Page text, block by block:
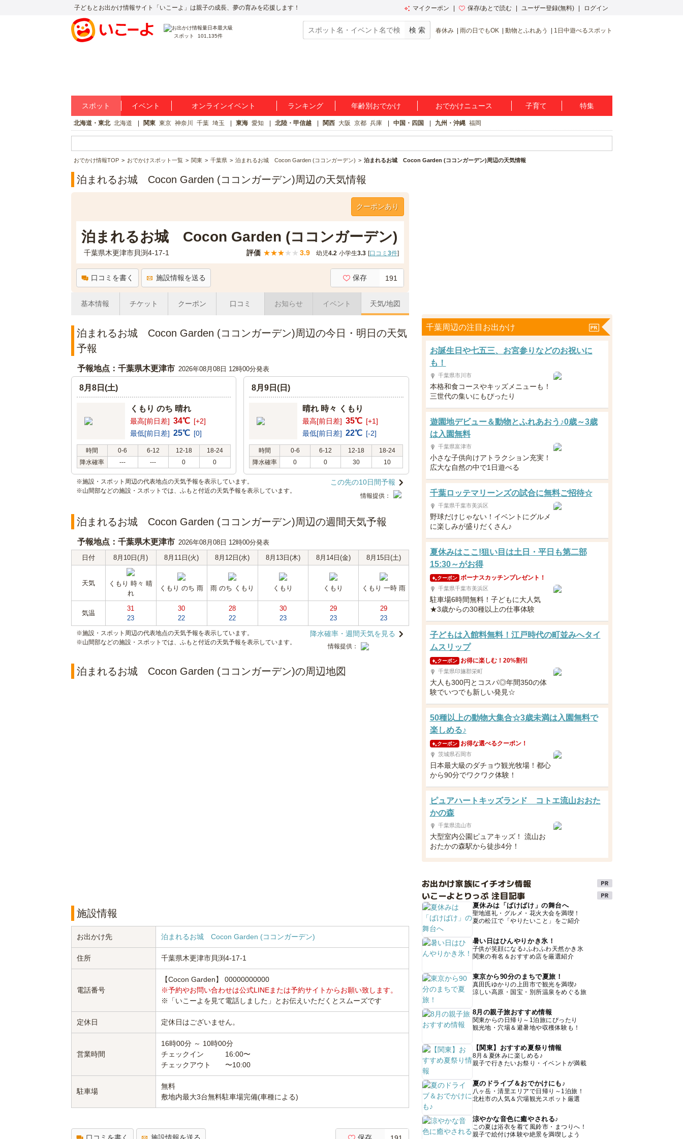
子どもとお出かけ情報サイト「いこーよ」は親子の成長、夢の育みを応援します！ マイクーポン 保存/あとで読む ユーザー登録(無料) ログイン
スポット 101,135件
春休み 雨の日でもOK 動物とふれあう 1日中遊べるスポット
スポット イベント オンラインイベント ランキング 年齢別おでかけ おでかけニュース 子育て 特集
北海道・東北 北海道 関東 東京 神奈川 千葉 埼玉 東海 愛知 北陸・甲信越 関西 大阪 京都 兵庫 中国・四国 九州・沖縄 福岡
おでかけ情報TOP おでかけスポット一覧 関東 千葉県 泊まれるお城 Cocon Garden (ココンガーデン) 泊まれるお城 Cocon Garden (ココンガーデン)周辺の天気情報
泊まれるお城 Cocon Garden (ココンガーデン)周辺の天気情報
クーポンあり
泊まれるお城 Cocon Garden (ココンガーデン)
千葉県木更津市貝渕4-17-1 評価 ★★★★ ★ 3.9 幼児4.2 小学生3.3 [口コミ 3件]
口コミを書く 施設情報を送る 保存 191
基本情報 チケット クーポン 口コミ お知らせ イベント 天気/地図
泊まれるお城 Cocon Garden (ココンガーデン)周辺の今日・明日の天気
予報
予報地点：千葉県木更津市 2026年08月08日 12時00分発表
8月8日(土)
くもり のち 晴れ
最高[前日差] 34℃ [+2]
最低[前日差] 25℃ [0]
時間 0-6 6-12 12-18
18-24
降水確率
--- --- 0 0
8月9日(日)
晴れ 時々 くもり
最高[前日差] 35℃ [+1]
最低[前日差] 22℃ [-2]
時間 0-6 6-12 12-18
18-24
降水確率
0 0 30 10
※施設・スポット周辺の代表地点の天気予報を表示しています。
※山間部などの施設・スポットでは、ふもと付近の天気予報を表示しています。
この先の10日間予報
情報提供：
泊まれるお城 Cocon Garden (ココンガーデン)周辺の週間天気予報
予報地点：千葉県木更津市 2026年08月08日 12時00分発表
日付
8月10日(月) 8月11日(火) 8月12日(水) 8月13日(木) 8月14日(金) 8月15日(土)
天気
くもり 時々 晴
れ
くもり のち 雨 雨 のち くもり くもり くもり くもり 一時 雨
気温
31
23
30
22
28
22
30
23
29
23
29
23
※施設・スポット周辺の代表地点の天気予報を表示しています。
※山間部などの施設・スポットでは、ふもと付近の天気予報を表示しています。
降水確率・週間天気を見る
情報提供：
泊まれるお城 Cocon Garden (ココンガーデン)の周辺地図
施設情報
お出かけ先 泊まれるお城 Cocon Garden (ココンガーデン)
住所 千葉県木更津市貝渕4-17-1
電話番号
【Cocon Garden】 00000000000
※予約やお問い合わせは公式LINEまたは予約サイトからお願い致します。
※「いこーよを見て電話しました」とお伝えいただくとスムーズです
定休日 定休日はございません。
営業時間
16時00分 ～ 10時00分
チェックイン 16:00〜
チェックアウト 〜10:00
駐車場
無料
敷地内最大3台無料駐車場完備(車種による)
千葉周辺の注目お出かけ
お誕生日や七五三、お宮参りなどのお祝いに
も！
千葉県市川市
本格和食コースやキッズメニューも！
三世代の集いにもぴったり
遊園地デビュー＆動物とふれあおう♪0歳～3歳
は入園無料
千葉県富津市
小さな子供向けアトラクション充実！
広大な自然の中で1日遊べる
千葉ロッテマリーンズの試合に無料ご招待☆
千葉県千葉市美浜区
野球だけじゃない！イベントにグルメ
に楽しみが盛りだくさん♪
夏休みはここ!狙い目は土日・平日も第二部
15:30～がお得
クーポン ボーナスカッチンプレゼント！
千葉県千葉市美浜区
駐車場6時間無料！子どもに大人気
★3歳からの30種以上の仕事体験
子どもは入館料無料！江戸時代の町並みへタイ
ムスリップ
クーポン お得に楽しむ！20%割引
千葉県印旛郡栄町
大人も300円とコスパ◎年間350の体
験でいつでも新しい発見☆
50種以上の動物大集合☆3歳未満は入園無料で
楽しめる♪
クーポン お得な選べるクーポン！
茨城県石岡市
日本最大級のダチョウ観光牧場！都心
から90分でワクワク体験！
ピュアハートキッズランド コトエ流山おおた
かの森
千葉県流山市
大型室内公園ピュアキッズ！ 流山お
おたかの森駅から徒歩4分！
お出かけ家族にイチオシ情報
いこーよとりっぷ 注目記事
夏休みは「ばけばけ」の舞台へ
聖地巡礼・グルメ・花火大会を満喫！
夏の松江で「やりたいこと」をご紹介
暑い日はひんやりかき氷！
子供が笑顔になる♪ふわふわ天然かき氷
関東の有名＆おすすめ店を厳選紹介
東京から90分のまちで夏旅！
真田氏ゆかりの上田市で観光を満喫♪
涼しい高原・国宝・別所温泉をめぐる旅
8月の親子旅おすすめ情報
関東からの日帰り～1泊旅にぴったり
観光地・穴場＆避暑地や収穫体験も！
【関東】おすすめ夏祭り情報
8月＆夏休みに楽しめる♪
親子で行きたいお祭り・イベントが満載
夏のドライブ＆おでかけにも♪
八ヶ岳・清里エリアで日帰り～1泊旅！
北杜市の人気＆穴場観光スポット厳選
涼やかな音色に癒やされる♪
この夏は浴衣を着て風鈴市・まつりへ！
親子で絵付け体験や絶景を満喫しよう